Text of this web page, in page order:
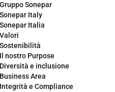
Gruppo Sonepar
Sonepar Italy
Sonepar Italia
Valori
Sostenibilità
Il nostro Purpose
Diversità e inclusione
Business Area
Integrità e Compliance